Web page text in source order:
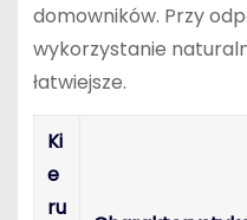
domowników. Przy
wykorzystanie
łatwiejsze.
Ki
e
ru